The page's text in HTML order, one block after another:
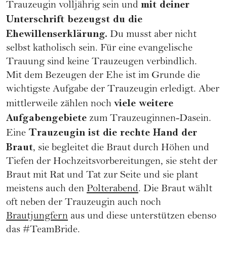
Trauzeugin volljährig sein und mit deiner
Unterschrift bezeugst du die
Ehewillenserklärung. Du musst aber nicht
selbst katholisch sein. Für eine evangelische
Trauung sind keine Trauzeugen verbindlich.
Mit dem Bezeugen der Ehe ist im Grunde die
wichtigste Aufgabe der Trauzeugin erledigt. Aber
mittlerweile zählen noch viele weitere
Aufgabengebiete zum Trauzeuginnen-Dasein.
Eine Trauzeugin ist die rechte Hand der
Braut, sie begleitet die Braut durch Höhen und
Tiefen der Hochzeitsvorbereitungen, sie steht der
Braut mit Rat und Tat zur Seite und sie plant
meistens auch den Polterabend. Die Braut wählt
oft neben der Trauzeugin auch noch
Brautjungfern aus und diese unterstützen ebenso
das #TeamBride.